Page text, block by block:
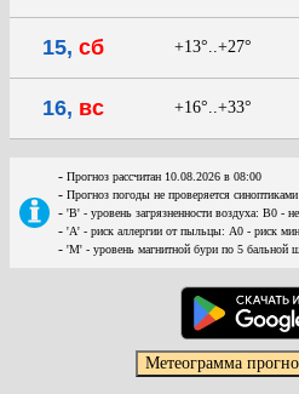
15, сб +13°..+27°
16, вс +16°..+33°
- Прогноз рассчитан 10.08.2026 в 08:00
- Прогноз погоды не проверяется синоптиками
- 'В' - уровень загрязненности воздуха: В0 -
- 'А' - риск аллергии от пыльцы: А0 - риск
- 'М' - уровень магнитной бури по 5 бальной